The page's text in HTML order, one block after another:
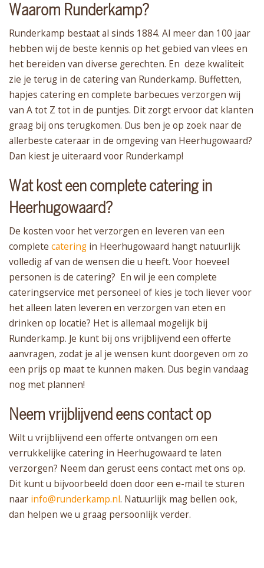
Waarom Runderkamp?
Runderkamp bestaat al sinds 1884. Al meer dan 100 jaar
hebben wij de beste kennis op het gebied van vlees en
het bereiden van diverse gerechten. En deze kwaliteit
zie je terug in de catering van Runderkamp. Buffetten,
hapjes catering en complete barbecues verzorgen wij
van A tot Z tot in de puntjes. Dit zorgt ervoor dat klanten
graag bij ons terugkomen. Dus ben je op zoek naar de
allerbeste cateraar in de omgeving van Heerhugowaard?
Dan kiest je uiteraard voor Runderkamp!
Wat kost een complete catering in
Heerhugowaard?
De kosten voor het verzorgen en leveren van een
complete catering in Heerhugowaard hangt natuurlijk
volledig af van de wensen die u heeft. Voor hoeveel
personen is de catering? En wil je een complete
cateringservice met personeel of kies je toch liever voor
het alleen laten leveren en verzorgen van eten en
drinken op locatie? Het is allemaal mogelijk bij
Runderkamp. Je kunt bij ons vrijblijvend een offerte
aanvragen, zodat je al je wensen kunt doorgeven om zo
een prijs op maat te kunnen maken. Dus begin vandaag
nog met plannen!
Neem vrijblijvend eens contact op
Wilt u vrijblijvend een offerte ontvangen om een
verrukkelijke catering in Heerhugowaard te laten
verzorgen? Neem dan gerust eens contact met ons op.
Dit kunt u bijvoorbeeld doen door een e-mail te sturen
naar info@runderkamp.nl. Natuurlijk mag bellen ook,
dan helpen we u graag persoonlijk verder.